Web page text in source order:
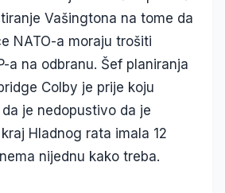
Vašingtona na tome da
NATO-a moraju trošiti
a na odbranu. Šef planiranja
Colby je prije koju
je nedopustivo da je
Hladnog rata imala 12
nijednu kako treba.